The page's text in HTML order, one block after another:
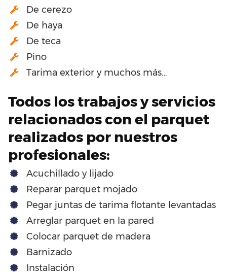
De cerezo
De haya
De teca
Pino
Tarima exterior y muchos más…
Todos los trabajos y servicios
relacionados con el parquet
realizados por nuestros
profesionales:
Acuchillado y lijado
Reparar parquet mojado
Pegar juntas de tarima flotante levantadas
Arreglar parquet en la pared
Colocar parquet de madera
Barnizado
Instalación